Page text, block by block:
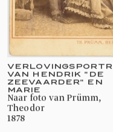
VAN HENDRIK "DE
ZEEVAARDER" EN
MARIE
naar foto van Prümm,
Theodor
1878